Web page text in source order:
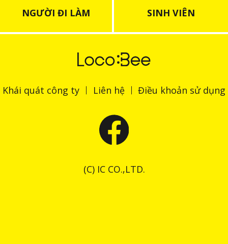
NGƯỜI ĐI LÀM SINH VIÊN
Khái quát công ty Liên hệ Điều khoản sử dụng
(C) IC CO.,LTD.